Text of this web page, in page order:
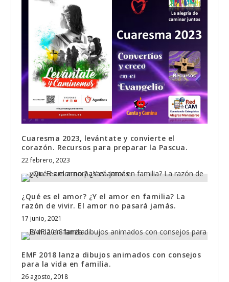
Cuaresma 2023, levántate y convierte el
corazón. Recursos para preparar la Pascua.
22 febrero, 2023
¿Qué es el amor? ¿Y el amor en familia? La
razón de vivir. El amor no pasará jamás.
17 junio, 2021
EMF 2018 lanza dibujos animados con consejos
para la vida en familia.
26 agosto, 2018